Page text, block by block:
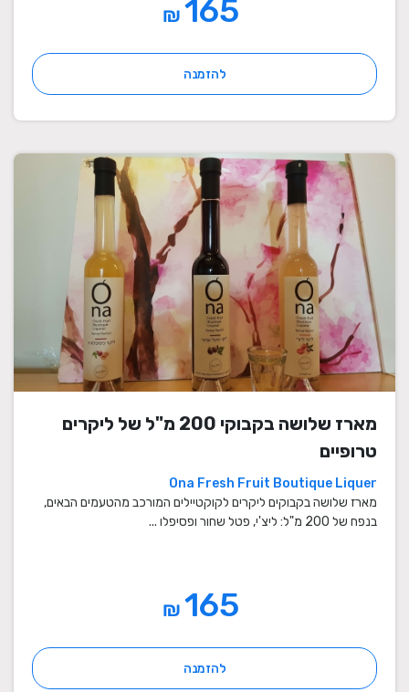
₪
להזמנה
מארז שלושה בקבוקי 200 מ"ל של ליקרים
טרופיים
Ona Fresh Fruit Boutique Liquer
מארז שלושה בקבוקים ליקרים לקוקטיילים המורכב מהטעמים הבאים,
בנפח של 200 מ"ל: ליצ'י, פטל שחור ופסיפלו ...
₪
להזמנה